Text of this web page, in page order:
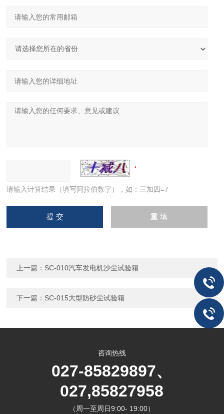
请输入计算结果（填写阿拉伯数字），如：三加四=7
上一篇： SC-010汽车发电机沙尘试验箱
下一篇： SC-015大型防砂尘试验箱
咨询热线
027-85829897、
027,85827958
（周一至周日9:00- 19:00）